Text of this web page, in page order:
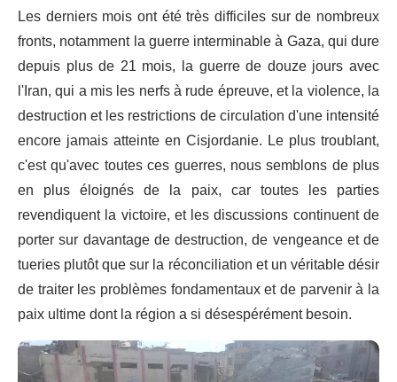
Les derniers mois ont été très difficiles sur de nombreux
fronts, notamment la guerre interminable à Gaza, qui dure
depuis plus de 21 mois, la guerre de douze jours avec
l'Iran, qui a mis les nerfs à rude épreuve, et la violence, la
destruction et les restrictions de circulation d'une intensité
encore jamais atteinte en Cisjordanie. Le plus troublant,
c'est qu'avec toutes ces guerres, nous semblons de plus
en plus éloignés de la paix, car toutes les parties
revendiquent la victoire, et les discussions continuent de
porter sur davantage de destruction, de vengeance et de
tueries plutôt que sur la réconciliation et un véritable désir
de traiter les problèmes fondamentaux et de parvenir à la
paix ultime dont la région a si désespérément besoin.